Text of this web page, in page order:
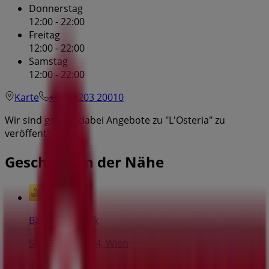
Donnerstag
12:00 - 22:00
Freitag
12:00 - 22:00
Samstag
12:00 - 22:00
Karte
+43 13203 20010
Wir sind gerade dabei Angebote zu "L'Osteria" zu
veröffentlichen
Geschäfte in der Nähe
Bäckerei Ströck
Stephansplatz 4, Wien